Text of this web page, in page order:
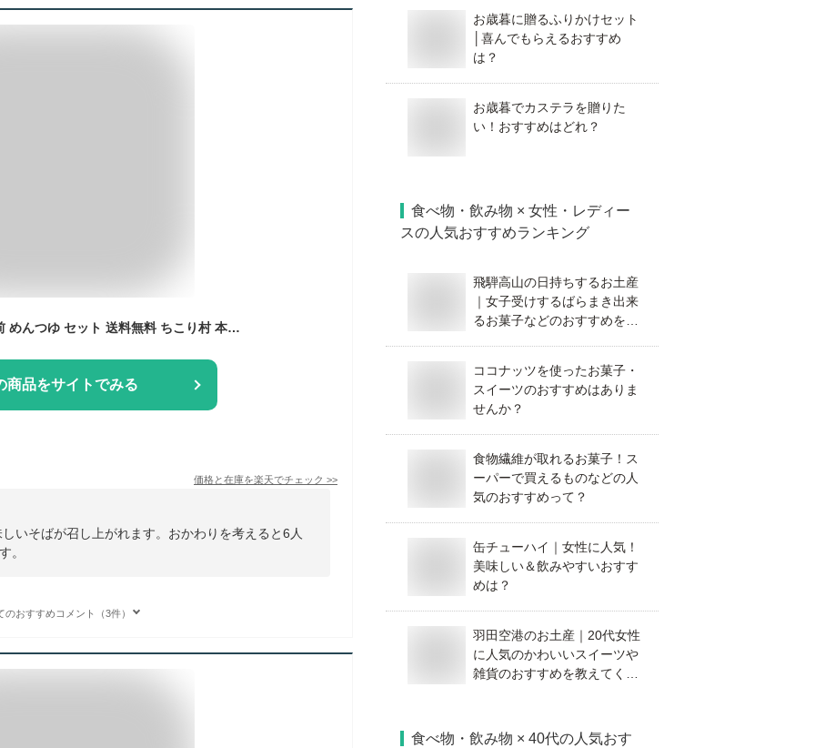
信州そば 生そば 6人前 めんつゆ セット 送料無料 ちこり村 本格 そば湯 用 そば粉 付/ ギフト プレゼント お歳暮 帰省 手土産 そば 蕎麦 お蕎麦 おそば 年越そば 年越蕎麦 年越しそば 父の日 ご贈答 お祝い 内祝い お返し 誕生日 お取り寄せグルメ /
商品をサイトでみる
価格と在庫を楽天でチェック >>
いそばが召し上がれます。おかわりを考えると6人
。
のおすすめコメント（3件）
お歳暮に贈るふりかけセット
│喜んでもらえるおすすめ
は？
お歳暮でカステラを贈りた
い！おすすめはどれ？
食べ物・飲み物 × 女性・レディー
スの人気おすすめランキング
飛騨高山の日持ちするお土産
｜女子受けするばらまき出来
るお菓子などのおすすめを教
ココナッツを使ったお菓子・
スイーツのおすすめはありま
せんか？
食物繊維が取れるお菓子！ス
ーパーで買えるものなどの人
気のおすすめって？
缶チューハイ｜女性に人気！
美味しい＆飲みやすいおすす
めは？
羽田空港のお土産｜20代女性
に人気のかわいいスイーツや
雑貨のおすすめを教えてくだ
食べ物・飲み物 × 40代の人気おす